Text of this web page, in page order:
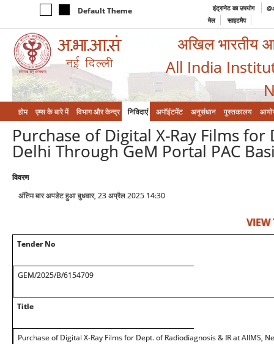
Default Theme इंट्रानेट का उपयोग
मेल
साइटमैप
अखिल भारतीय
All India
होम एम्‍स के बारे में विभाग और केन्‍द्र निविदाएं अपॉइंटमेंट अनुसंधान पुस्तकालय
Purchase of Digital X-Ray Films
Delhi Through GeM Portal PAC
विवरण
अंतिम बार अपडेट हुआ बुधवार, 23 अप्रैल 2025 14:30
VIEW
Tender No
GEM/2025/B/6154709
Title
Purchase of Digital X-Ray Films for Dept. of Radiodiagnosis & IR at AIIMS,